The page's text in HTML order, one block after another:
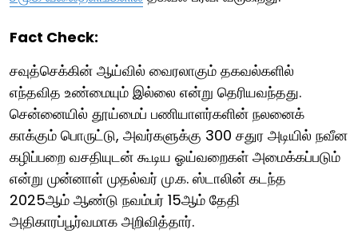
Fact Check:
சவுத்செக்கின் ஆய்வில் வைரலாகும் தகவல்களில்
எந்தவித உண்மையும் இல்லை என்று தெரியவந்தது.
சென்னையில் தூய்மைப் பணியாளர்களின் நலனைக்
காக்கும் பொருட்டு, அவர்களுக்கு 300 சதுர அடியில் நவீன
கழிப்பறை வசதியுடன் கூடிய ஓய்வறைகள் அமைக்கப்படும்
என்று முன்னாள் முதல்வர் மு.க. ஸ்டாலின் கடந்த
2025ஆம் ஆண்டு நவம்பர் 15ஆம் தேதி
அதிகாரப்பூர்வமாக அறிவித்தார்.